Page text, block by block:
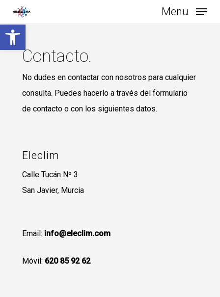
Abrir barra de herramientas
to
main
content
Menu
Contacto.
No dudes en contactar con nosotros para cualquier
consulta. Puedes hacerlo a través del formulario
de contacto o con los siguientes datos.
Eleclim
Calle Tucán Nº 3
San Javier, Murcia
Email: info@eleclim.com
Móvil: 620 85 92 62